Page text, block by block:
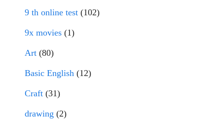
9 th online test (102)
9x movies (1)
Art (80)
Basic English (12)
Craft (31)
drawing (2)